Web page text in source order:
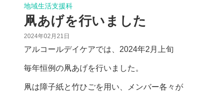
地域生活支援科
凧あげを行いました
2024年02月21日
アルコールデイケアでは、2024年2月上旬
毎年恒例の凧あげを行いました。
凧は障子紙と竹ひごを用い、メンバー各々が